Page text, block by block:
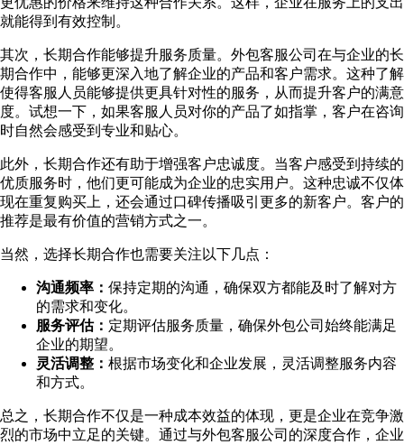
就能得到有效控制。
其次，长期合作能够提升服务质量。外包客服公司在与企业的长
期合作中，能够更深入地了解企业的产品和客户需求。这种了解
使得客服人员能够提供更具针对性的服务，从而提升客户的满意
度。试想一下，如果客服人员对你的产品了如指掌，客户在咨询
时自然会感受到专业和贴心。
此外，长期合作还有助于增强客户忠诚度。当客户感受到持续的
优质服务时，他们更可能成为企业的忠实用户。这种忠诚不仅体
现在重复购买上，还会通过口碑传播吸引更多的新客户。客户的
推荐是最有价值的营销方式之一。
当然，选择长期合作也需要关注以下几点：
沟通频率： 保持定期的沟通，确保双方都能及时了解对方
的需求和变化。
服务评估： 定期评估服务质量，确保外包公司始终能满足
企业的期望。
灵活调整： 根据市场变化和企业发展，灵活调整服务内容
和方式。
总之，长期合作不仅是一种成本效益的体现，更是企业在竞争激
烈的市场中立足的关键。通过与外包客服公司的深度合作，企业